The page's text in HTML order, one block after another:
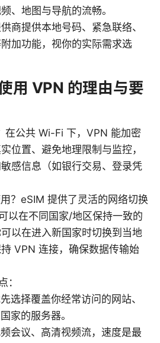
、地图与导航的流畅。
商提供本地号码、紧急联络、
加功能，视你的实际需求选
用 VPN 的理由与要
在公共 Wi-Fi 下，VPN 能加密
位置、避免地理限制与监控，
感信息（如银行交易、登录凭
？eSIM 提供了灵活的网络切换
以在不同国家/地区保持一致的
以在进入新国家时切换到当地
VPN 连接，确保数据传输始
：
选择覆盖你经常访问的网站、
家的服务器。
会议、高清视频流，速度是最